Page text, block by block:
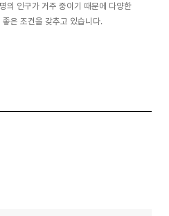
인구가 거주 중이기 때문에 다양한
은 조건을 갖추고 있습니다.